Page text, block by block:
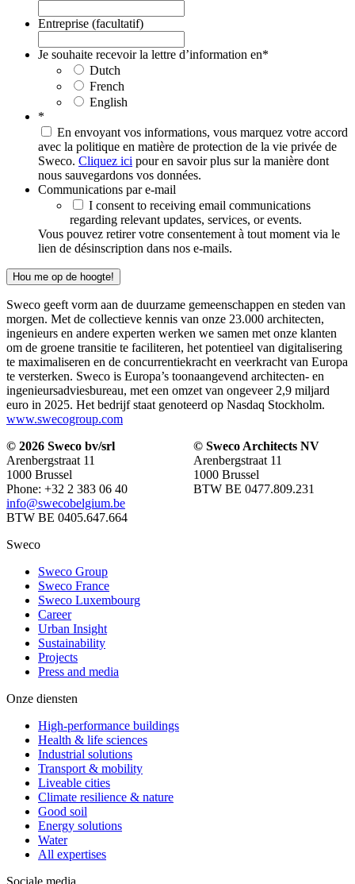
Entreprise (facultatif)
Je souhaite recevoir la lettre d’information en*
Dutch
French
English
*
En envoyant vos informations, vous marquez votre accord
avec la politique en matière de protection de la vie privée de
Sweco. Cliquez ici pour en savoir plus sur la manière dont
nous sauvegardons vos données.
Communications par e-mail
I consent to receiving email communications
regarding relevant updates, services, or events.
Vous pouvez retirer votre consentement à tout moment via le
lien de désinscription dans nos e-mails.
Hou me op de hoogte!
Sweco geeft vorm aan de duurzame gemeenschappen en steden van
morgen. Met de collectieve kennis van onze 23.000 architecten,
ingenieurs en andere experten werken we samen met onze klanten
om de groene transitie te faciliteren, het potentieel van digitalisering
te maximaliseren en de concurrentiekracht en veerkracht van Europa
te versterken. Sweco is Europa’s toonaangevend architecten- en
ingenieursadviesbureau, met een omzet van ongeveer 2,9 miljard
euro in 2025. Het bedrijf staat genoteerd op Nasdaq Stockholm.
www.swecogroup.com
© 2026 Sweco bv/srl
Arenbergstraat 11
1000 Brussel
Phone: +32 2 383 06 40
info@swecobelgium.be
BTW BE 0405.647.664
© Sweco Architects NV
Arenbergstraat 11
1000 Brussel
BTW BE 0477.809.231
Sweco
Sweco Group
Sweco France
Sweco Luxembourg
Career
Urban Insight
Sustainability
Projects
Press and media
Onze diensten
High-performance buildings
Health & life sciences
Industrial solutions
Transport & mobility
Liveable cities
Climate resilience & nature
Good soil
Energy solutions
Water
All expertises
Sociale media